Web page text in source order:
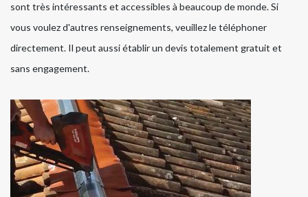
sont très intéressants et accessibles à beaucoup de monde. Si
vous voulez d'autres renseignements, veuillez le téléphoner
directement. Il peut aussi établir un devis totalement gratuit et
sans engagement.